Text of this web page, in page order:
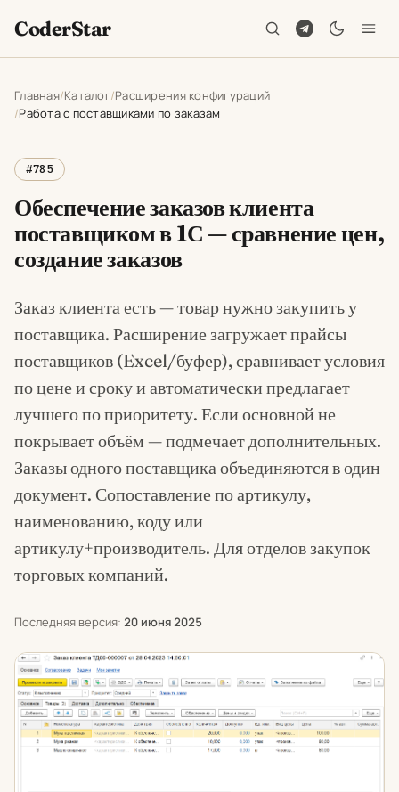
CoderStar
Главная Каталог Расширения конфигураций
Работа с поставщиками по заказам
#785
Обеспечение заказов клиента
поставщиком в 1С — сравнение цен,
создание заказов
Заказ клиента есть — товар нужно закупить у
поставщика. Расширение загружает прайсы
поставщиков (Excel/буфер), сравнивает условия
по цене и сроку и автоматически предлагает
лучшего по приоритету. Если основной не
покрывает объём — подмечает дополнительных.
Заказы одного поставщика объединяются в один
документ. Сопоставление по артикулу,
наименованию, коду или
артикулу+производитель. Для отделов закупок
торговых компаний.
Последняя версия: 20 июня 2025